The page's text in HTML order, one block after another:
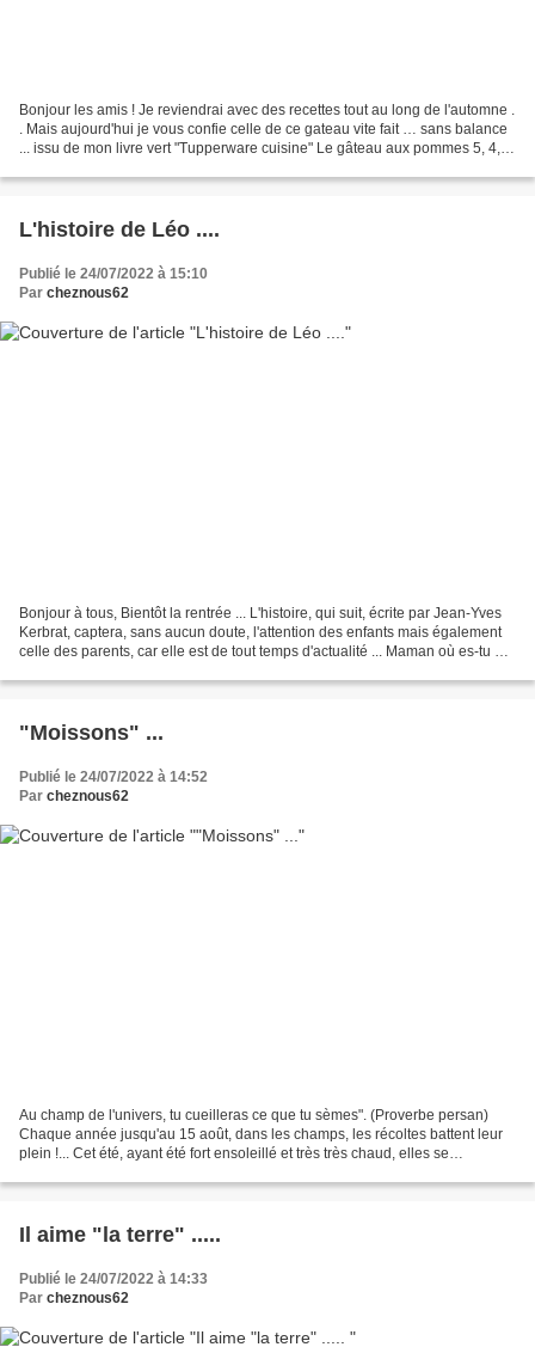
Bonjour les amis ! Je reviendrai avec des recettes tout au long de l'automne .
. Mais aujourd'hui je vous confie celle de ce gateau vite fait … sans balance
... issu de mon livre vert "Tupperware cuisine" Le gâteau aux pommes 5, 4, 3,
L'histoire de Léo ....
Publié le 24/07/2022 à 15:10
Par cheznous62
Bonjour à tous, Bientôt la rentrée ... L'histoire, qui suit, écrite par Jean-Yves
Kerbrat, captera, sans aucun doute, l'attention des enfants mais également
celle des parents, car elle est de tout temps d'actualité ... Maman où es-tu ?
"Moissons" ...
Publié le 24/07/2022 à 14:52
Par cheznous62
Au champ de l'univers, tu cueilleras ce que tu sèmes". (Proverbe persan)
Chaque année jusqu'au 15 août, dans les champs, les récoltes battent leur
plein !... Cet été, ayant été fort ensoleillé et très très chaud, elles se
Il aime "la terre" .....
Publié le 24/07/2022 à 14:33
Par cheznous62